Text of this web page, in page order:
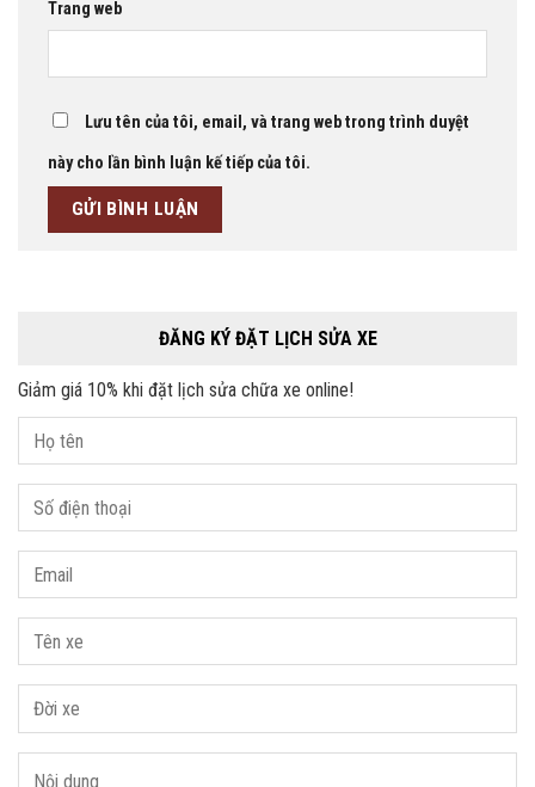
Trang web
Lưu tên của tôi, email, và trang web trong trình duyệt
này cho lần bình luận kế tiếp của tôi.
ĐĂNG KÝ ĐẶT LỊCH SỬA XE
Giảm giá 10% khi đặt lịch sửa chữa xe online!